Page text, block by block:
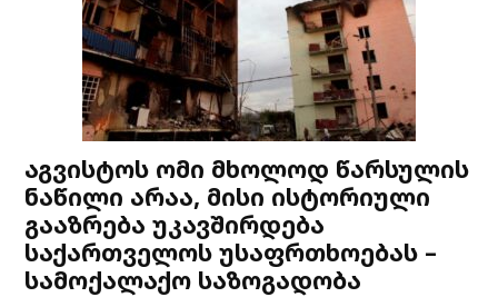
აგვისტოს ომი მხოლოდ წარსულის
ნაწილი არაა, მისი ისტორიული
გააზრება უკავშირდება
საქართველოს უსაფრთხოებას –
სამოქალაქო საზოგადობა